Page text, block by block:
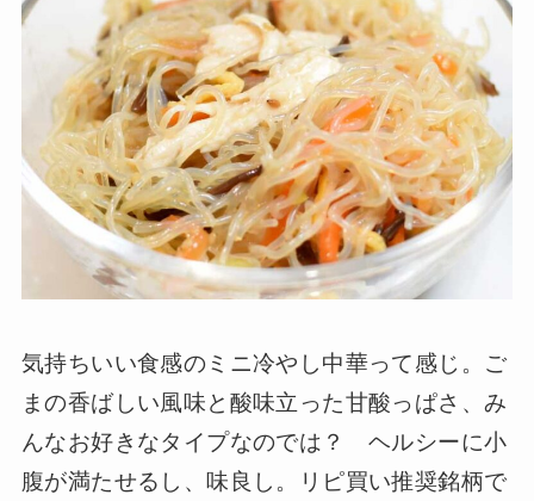
気持ちいい食感のミニ冷やし中華って感じ。ご
まの香ばしい風味と酸味立った甘酸っぱさ、み
んなお好きなタイプなのでは？ ヘルシーに小
腹が満たせるし、味良し。リピ買い推奨銘柄で